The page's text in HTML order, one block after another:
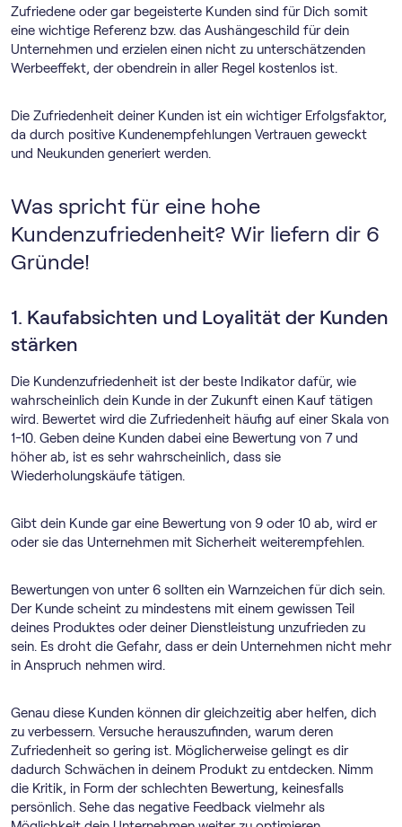
Zufriedene oder gar begeisterte Kunden sind für Dich somit
eine wichtige Referenz bzw. das Aushängeschild für dein
Unternehmen und erzielen einen nicht zu unterschätzenden
Werbeeffekt, der obendrein in aller Regel kostenlos ist.
Die Zufriedenheit deiner Kunden ist ein wichtiger Erfolgsfaktor,
da durch positive Kundenempfehlungen Vertrauen geweckt
und Neukunden generiert werden.
Was spricht für eine hohe
Kundenzufriedenheit? Wir liefern dir 6
Gründe!
1. Kaufabsichten und Loyalität der Kunden
stärken
Die Kundenzufriedenheit ist der beste Indikator dafür, wie
wahrscheinlich dein Kunde in der Zukunft einen Kauf tätigen
wird. Bewertet wird die Zufriedenheit häufig auf einer Skala von
1-10. Geben deine Kunden dabei eine Bewertung von 7 und
höher ab, ist es sehr wahrscheinlich, dass sie
Wiederholungskäufe tätigen.
Gibt dein Kunde gar eine Bewertung von 9 oder 10 ab, wird er
oder sie das Unternehmen mit Sicherheit weiterempfehlen.
Bewertungen von unter 6 sollten ein Warnzeichen für dich sein.
Der Kunde scheint zu mindestens mit einem gewissen Teil
deines Produktes oder deiner Dienstleistung unzufrieden zu
sein. Es droht die Gefahr, dass er dein Unternehmen nicht mehr
in Anspruch nehmen wird.
Genau diese Kunden können dir gleichzeitig aber helfen, dich
zu verbessern. Versuche herauszufinden, warum deren
Zufriedenheit so gering ist. Möglicherweise gelingt es dir
dadurch Schwächen in deinem Produkt zu entdecken. Nimm
die Kritik, in Form der schlechten Bewertung, keinesfalls
persönlich. Sehe das negative Feedback vielmehr als